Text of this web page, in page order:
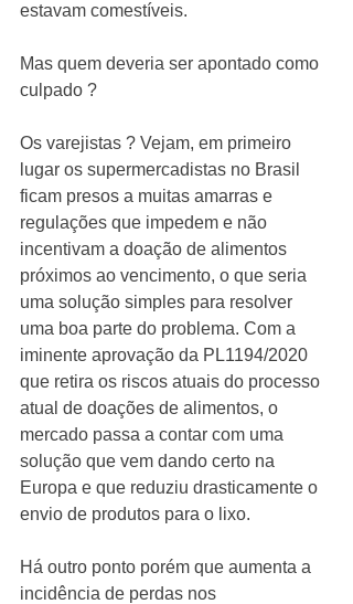
estavam comestíveis.
Mas quem deveria ser apontado como
culpado ?
Os varejistas ? Vejam, em primeiro
lugar os supermercadistas no Brasil
ficam presos a muitas amarras e
regulações que impedem e não
incentivam a doação de alimentos
próximos ao vencimento, o que seria
uma solução simples para resolver
uma boa parte do problema. Com a
iminente aprovação da PL1194/2020
que retira os riscos atuais do processo
atual de doações de alimentos, o
mercado passa a contar com uma
solução que vem dando certo na
Europa e que reduziu drasticamente o
envio de produtos para o lixo.
Há outro ponto porém que aumenta a
incidência de perdas nos